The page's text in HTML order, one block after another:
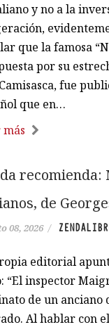
y no a la
que la famosa
por su
fue
que en…
recomienda:
de
08, 2026 /
editorial
“El inspector
de un
Al hablar con